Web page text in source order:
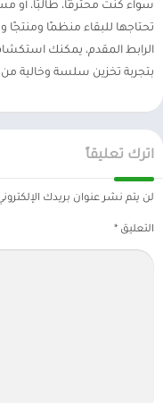
تحتاجها للبقاء منظمًا ومنتجًا
بتجربة تخزين سلسة وخالية من
اترك تعليقاً
لن يتم نشر عنوان بريدك
التعليق *